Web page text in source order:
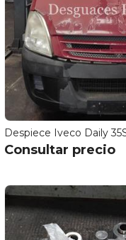
Despiece Iveco Daily
Consultar precio